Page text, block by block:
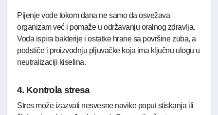
Pijenje vode tokom dana ne samo da osvežava
organizam već i pomaže u održavanju oralnog zdravlja.
Voda ispira bakterije i ostatke hrane sa površine zuba, a
podstiče i proizvodnju pljuvačke koja ima ključnu ulogu u
neutralizaciji kiselina.
4. Kontrola stresa
Stres može izazvati nesvesne navike poput stiskanja ili